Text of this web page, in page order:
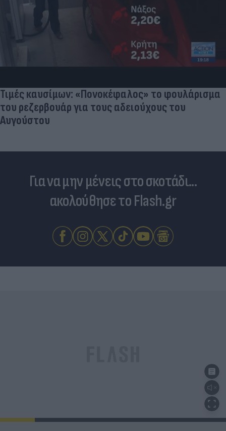
Τιμές καυσίμων: «Πονοκέφαλος» το φουλάρισμα
του ρεζερβουάρ για τους αδειούχους του
Αυγούστου
Για να μην μένεις στο σκοτάδι...
ακολούθησε το Flash.gr